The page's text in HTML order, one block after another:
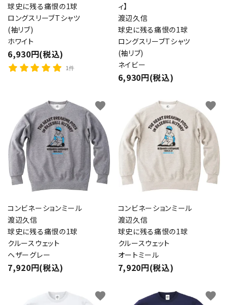
球史に残る痛恨の1球
ロングスリーブTシャツ
(袖リブ)
ホワイト
6,930円(税込)
1件
ィ】
渡辺久信
球史に残る痛恨の1球
ロングスリーブTシャツ
(袖リブ)
ネイビー
6,930円(税込)
コンビネーションミール
渡辺久信
球史に残る痛恨の1球
クルースウェット
ヘザーグレー
7,920円(税込)
favorite
コンビネーションミール
渡辺久信
球史に残る痛恨の1球
クルースウェット
オートミール
7,920円(税込)
favorite
favorite favorite